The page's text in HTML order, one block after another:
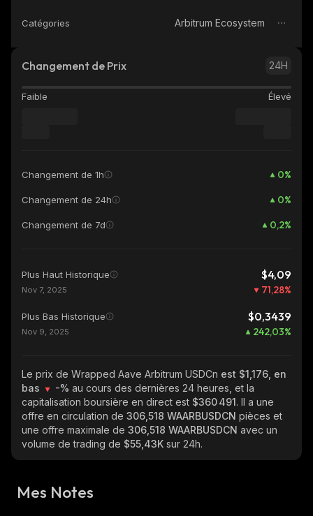
Catégories Arbitrum Ecosystem
Changement de Prix 24H
Faible Élevé
Changement de 1h 0%
Changement de 24h 0%
Changement de 7d 0,2%
Plus Haut Historique $4,09
Nov 7, 2025 71,28%
Plus Bas Historique $0,3439
Nov 9, 2025 242,03%
Le prix de Wrapped Aave Arbitrum USDCn est $1,176, en
bas
-% au cours des dernières 24 heures, et la
capitalisation boursière en direct est $360 491. Il a une
offre en circulation de 306,518 WAARBUSDCN pièces et
une offre maximale de 306,518 WAARBUSDCN avec un
volume de trading de $55,43K sur 24h.
Mes Notes